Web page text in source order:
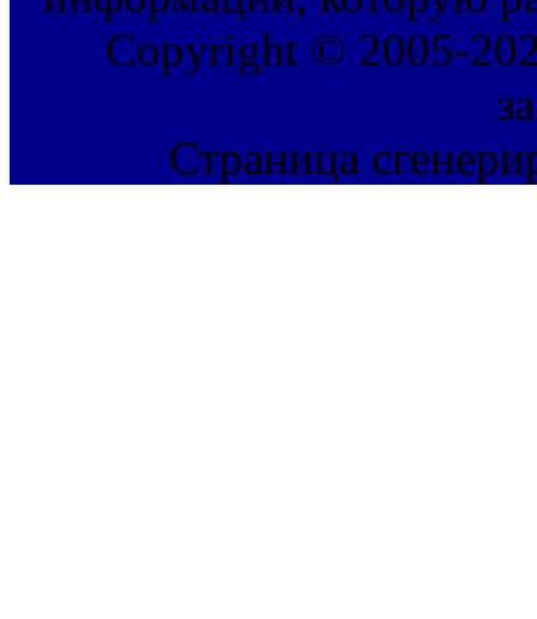
Copyright © 2005-
Страница